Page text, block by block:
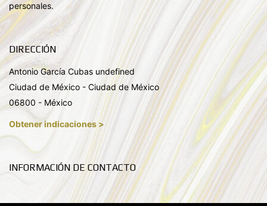
personales.
DIRECCIÓN
Antonio García Cubas undefined
Ciudad de México - Ciudad de México
06800 - México
Obtener indicaciones >
INFORMACIÓN DE CONTACTO